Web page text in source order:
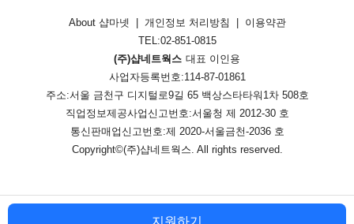
지원하기
About 샵마넷 개인정보 처리방침
이용약관
TEL:02-851-0815
(주)샵네트웍스 대표 이인용
사업자등록번호:114-87-01861
주소:서울 금천구 디지털로9길 65 백상스타타워1차 508호
직업정보제공사업신고번호:서울청 제 2012-30 호
통신판매업신고번호:제 2020-서울금천-2036 호
Copyright©(주)샵네트웍스. All rights reserved.